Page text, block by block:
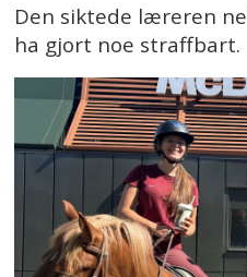
Den siktede læreren
ha gjort noe straffbart.